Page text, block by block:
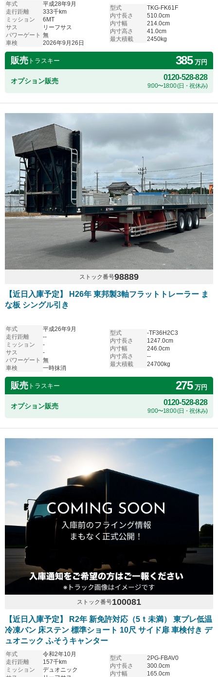
年式
平成28年9月
走行距離
333千km
ミッション
6MT
サス
リーフサス
パワーゲート 無
車検
2026年9月26日
型式
TKG-FK61F
内寸長さ
510.0cm
内寸幅
214.0cm
内寸高さ
41.0cm
最大積載
2450kg
販売 トラスキー 385万円
オプション販売 0120-528-828
9:00〜18:00 (日・祝休み)
ストック番号98889
【近日入庫予定】 H26年 東邦製3軸フラットトレーラー ま
な板 シングル引き
年式
平成26年9月
走行距離
--
ミッション
-
サス
-
パワーゲート 無
車検
一時抹消
型式
-TF36H2C3
内寸長さ
1247.0cm
内寸幅
246.0cm
内寸高さ
--
最大積載
24700kg
販売 トラスキー 275万円
オプション販売 0120-528-828
9:00〜18:00 (日・祝休み)
ストック番号100081
【近日入庫予定】 R2年 新免許対応（5ｔ未満） 東プレ低温
冷凍バン 床ステン 標準ショート 10尺 サイド扉 車検付き デ
ュオニック ふそうキャンター
年式
令和2年10月
走行距離
157千km
ミッション
デュオニック
型式
2PG-FBAV0
内寸長さ
300.0cm
内寸幅
165.0cm